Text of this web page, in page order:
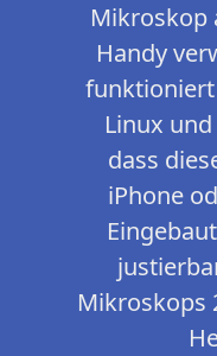
Mikroskop
Handy
funktioniert
Linux
dass
iPhone
Mikroskops